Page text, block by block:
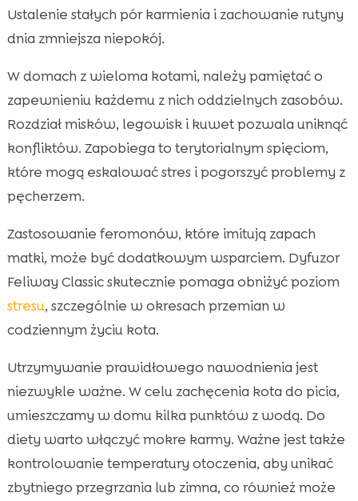
Ustalenie stałych pór karmienia i zachowanie rutyny
dnia zmniejsza niepokój.
W domach z wieloma kotami, należy pamiętać o
zapewnieniu każdemu z nich oddzielnych zasobów.
Rozdział misków, legowisk i kuwet pozwala uniknąć
konfliktów. Zapobiega to terytorialnym spięciom,
które mogą eskalować stres i pogorszyć problemy z
pęcherzem.
Zastosowanie feromonów, które imitują zapach
matki, może być dodatkowym wsparciem. Dyfuzor
Feliway Classic skutecznie pomaga obniżyć poziom
stresu, szczególnie w okresach przemian w
codziennym życiu kota.
Utrzymywanie prawidłowego nawodnienia jest
niezwykle ważne. W celu zachęcenia kota do picia,
umieszczamy w domu kilka punktów z wodą. Do
diety warto włączyć mokre karmy. Ważne jest także
kontrolowanie temperatury otoczenia, aby unikać
zbytniego przegrzania lub zimna, co również może